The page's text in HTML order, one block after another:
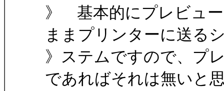
》 基本的にプレビュ
ままプリンターに送る
》ステムですので、プ
であればそれは無いと